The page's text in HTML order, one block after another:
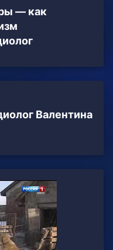
— как
Валентина